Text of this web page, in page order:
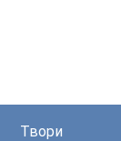
Твори